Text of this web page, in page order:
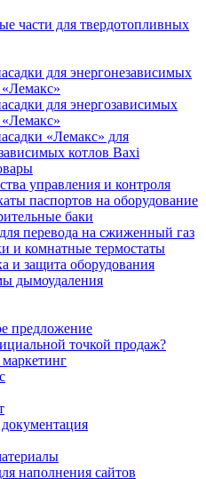
части для твердотопливных
для энергонезависимых
для энергозависимых
«Лемакс» для
котлов Baxi
управления и контроля
паспортов на оборудование
баки
перевода на сжиженный газ
и комнатные термостаты
и защита оборудования
дымоудаления
предложение
точкой продаж?
наполнения сайтов